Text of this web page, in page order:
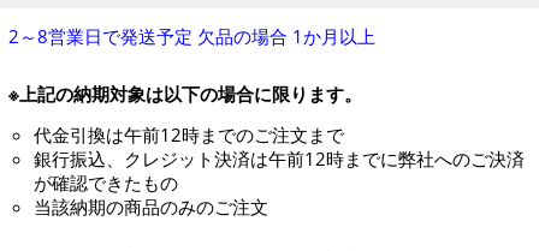
2～8営業日で発送予定 欠品の場合 1か月以上
※上記の納期対象は以下の場合に限ります。
代金引換は午前12時までのご注文まで
銀行振込、クレジット決済は午前12時までに弊社へのご決済
が確認できたもの
当該納期の商品のみのご注文